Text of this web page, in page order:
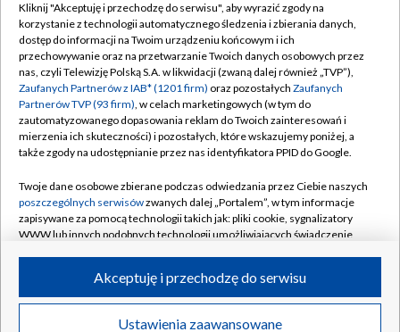
TVP
Abonament TVP
Emisja w TVP
Centrum informacji TVP
Naziemna Telewizja Cyfrowa
Rada Programowa
System NOS
Informacje o nadawcy
Program dla prasy
Regulamin TVP
Polityka prywatności
Moje zgody
Pomoc
Kontakt
Kanały
©2026 Telewizja Polska S.A. w likwidacji
Kliknij "Akceptuję i przechodzę do serwisu", aby wyrazić zgody na
korzystanie z technologii automatycznego śledzenia i zbierania danych,
dostęp do informacji na Twoim urządzeniu końcowym i ich
przechowywanie oraz na przetwarzanie Twoich danych osobowych przez
nas, czyli Telewizję Polską S.A. w likwidacji (zwaną dalej również „TVP”),
Zaufanych Partnerów z IAB* (1201 firm) oraz pozostałych Zaufanych
Partnerów TVP (93 firm), w celach marketingowych (w tym do
zautomatyzowanego dopasowania reklam do Twoich zainteresowań i
mierzenia ich skuteczności) i pozostałych, które wskazujemy poniżej, a
także zgody na udostępnianie przez nas identyfikatora PPID do Google.
Twoje dane osobowe zbierane podczas odwiedzania przez Ciebie naszych
poszczególnych serwisówzwanych dalej „Portalem”, w tym informacje
zapisywane za pomocą technologii takich jak: pliki cookie, sygnalizatory
WWW lub innych podobnych technologii umożliwiających świadczenie
ruchu w Internecie.
Twoje dane osobowe zbierane podczas odwiedzania przez Ciebie
Ustawienia zaawansowane
Akceptuję i przechodzę do serwisu